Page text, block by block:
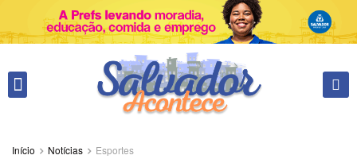
Início Notícias Esportes